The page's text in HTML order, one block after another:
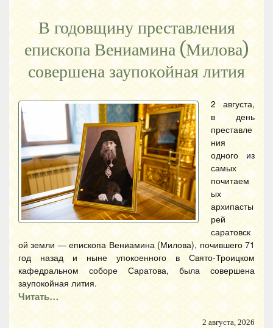
В годовщину преставления
епископа Вениамина (Милова)
совершена заупокойная лития
2 августа,
в день
преставле
ния
одного из
самых
почитаем
ых
архипасты
рей
саратовск
ой земли — епископа Вениамина (Милова), почившего 71
год назад и ныне упокоенного в Свято-Троицком
кафедральном соборе Саратова, была совершена
заупокойная лития.
Читать…
2 августа, 2026